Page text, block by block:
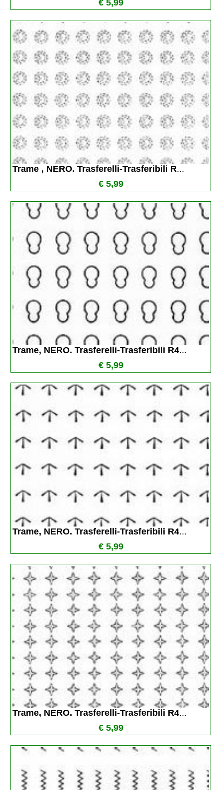
€ 5,99
Trame , NERO. Trasferelli-Trasferibili R...
€ 5,99
Trame, NERO. Trasferelli-Trasferibili R4...
€ 5,99
Trame, NERO. Trasferelli-Trasferibili R4...
€ 5,99
Trame, NERO. Trasferelli-Trasferibili R4...
€ 5,99